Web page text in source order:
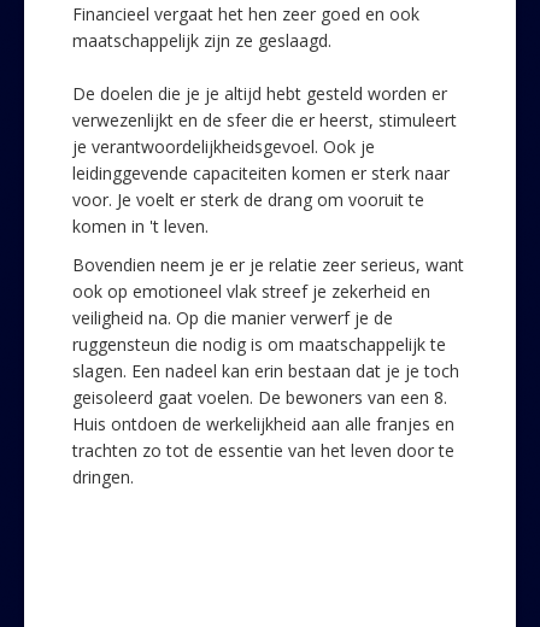
Financieel vergaat het hen zeer goed en ook
maatschappelijk zijn ze geslaagd.
De doelen die je je altijd hebt gesteld worden er
verwezenlijkt en de sfeer die er heerst, stimuleert
je verantwoordelijkheidsgevoel. Ook je
leidinggevende capaciteiten komen er sterk naar
voor. Je voelt er sterk de drang om vooruit te
komen in 't leven.
Bovendien neem je er je relatie zeer serieus, want
ook op emotioneel vlak streef je zekerheid en
veiligheid na. Op die manier verwerf je de
ruggensteun die nodig is om maatschappelijk te
slagen. Een nadeel kan erin bestaan dat je je toch
geisoleerd gaat voelen. De bewoners van een 8.
Huis ontdoen de werkelijkheid aan alle franjes en
trachten zo tot de essentie van het leven door te
dringen.